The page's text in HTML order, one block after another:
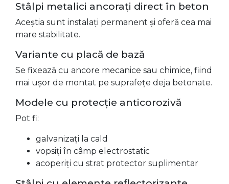
Stâlpi metalici ancorați direct în beton
Aceștia sunt instalați permanent și oferă cea mai
mare stabilitate.
Variante cu placă de bază
Se fixează cu ancore mecanice sau chimice, fiind
mai ușor de montat pe suprafețe deja betonate.
Modele cu protecție anticorozivă
Pot fi:
galvanizați la cald
vopsiți în câmp electrostatic
acoperiți cu strat protector suplimentar